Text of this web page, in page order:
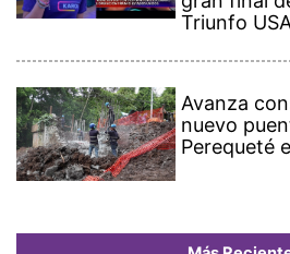
Triunfo
Avanza
nuevo
Perequeté